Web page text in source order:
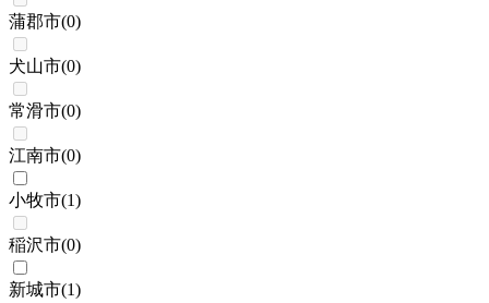
蒲郡市(0)
犬山市(0)
常滑市(0)
江南市(0)
小牧市(1)
稲沢市(0)
新城市(1)